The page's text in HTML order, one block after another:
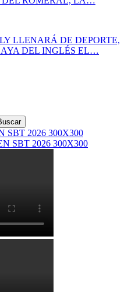
LLENARÁ DE DEPORTE,
DEL INGLÉS EL…